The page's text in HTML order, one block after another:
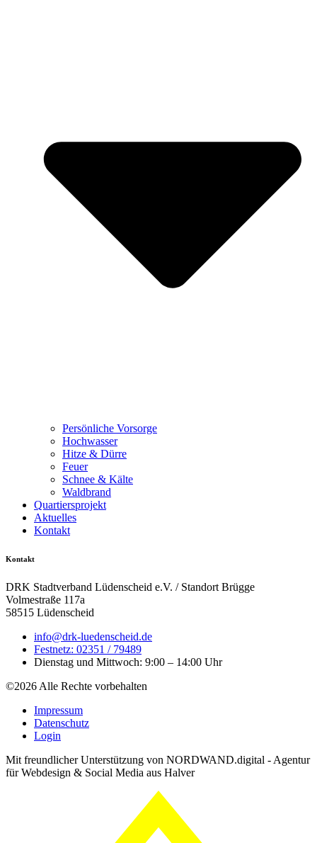
Persönliche Vorsorge
Hochwasser
Hitze & Dürre
Feuer
Schnee & Kälte
Waldbrand
Quartiersprojekt
Aktuelles
Kontakt
Kontakt
DRK Stadtverband Lüdenscheid e.V. / Standort Brügge
Volmestraße 117a
58515 Lüdenscheid
info@drk-luedenscheid.de
Festnetz: 02351 / 79489
Dienstag und Mittwoch: 9:00 – 14:00 Uhr
©2026 Alle Rechte vorbehalten
Impressum
Datenschutz
Login
Mit freundlicher Unterstützung von NORDWAND.digital - Agentur
für Webdesign & Social Media aus Halver